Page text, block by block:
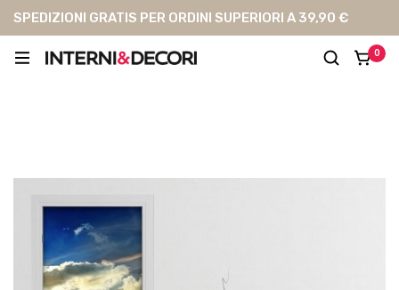
SPEDIZIONI GRATIS PER ORDINI SUPERIORI A 39,90 €
0